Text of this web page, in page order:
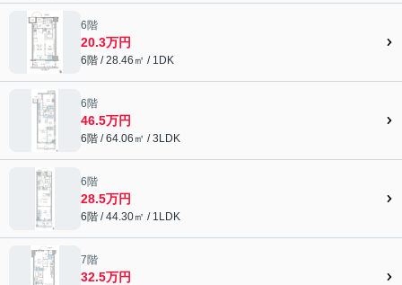
6階
20.3万円
6階 / 28.46㎡ / 1DK
6階
46.5万円
6階 / 64.06㎡ / 3LDK
6階
28.5万円
6階 / 44.30㎡ / 1LDK
7階
32.5万円